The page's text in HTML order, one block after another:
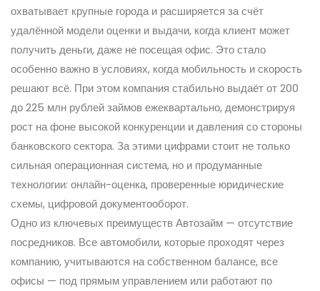
охватывает крупные города и расширяется за счёт
удалённой модели оценки и выдачи, когда клиент может
получить деньги, даже не посещая офис. Это стало
особенно важно в условиях, когда мобильность и скорость
решают всё. При этом компания стабильно выдаёт от 200
до 225 млн рублей займов ежеквартально, демонстрируя
рост на фоне высокой конкуренции и давления со стороны
банковского сектора. За этими цифрами стоит не только
сильная операционная система, но и продуманные
технологии: онлайн-оценка, проверенные юридические
схемы, цифровой документооборот.
Одно из ключевых преимуществ Автозайм — отсутствие
посредников. Все автомобили, которые проходят через
компанию, учитываются на собственном балансе, все
офисы — под прямым управлением или работают по